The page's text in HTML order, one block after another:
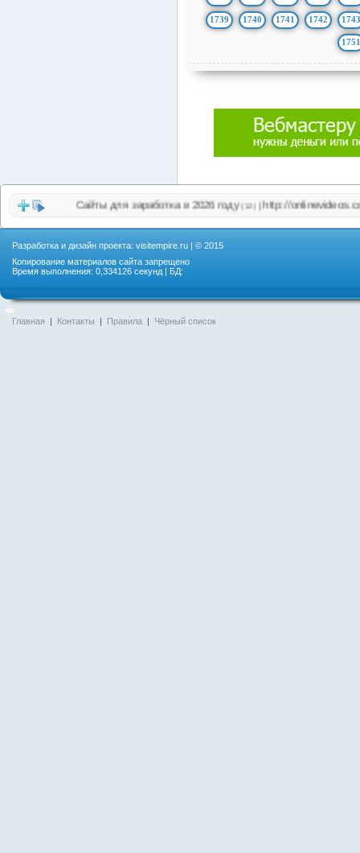
1739 1740 1741 1742 1743
1751
Сайты для заработка в 2026 году(12)|http://onlinevideos.cc/
Разработка и дизайн проекта: visitempire.ru | © 2015
Копирование материалов сайта запрещено
Время выполнения: 0,334126 секунд | БД:
Главная | Контакты | Правила | Чёрный список